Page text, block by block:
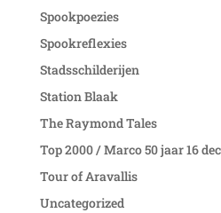
Spookpoezies
Spookreflexies
Stadsschilderijen
Station Blaak
The Raymond Tales
Top 2000 / Marco 50 jaar 16
Tour of Aravallis
Uncategorized